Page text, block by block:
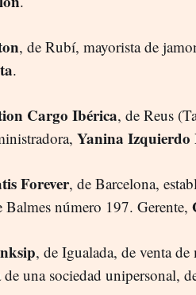
, de Rubí, mayorista de
.
Cargo Ibérica, de Reus
Yanina Izquierdo
Forever, de Barcelona,
Balmes número 197. Gerente,
, de Igualada, de venta
de una sociedad unipersonal,